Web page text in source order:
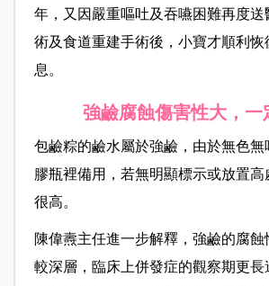
年，又因嚴重嘔吐及吞嚥困難再度
術及食道重建手術後，小寶才順利
息。
強鹼腐蝕傷害性大，一
包鹼粽的鹼水屬於強鹼，由於無色無
膠瓶裡備用，若無明顯標示或放置
很高。
陳偉燾主任進一步解釋，強鹼的腐
較深層，臨床上併發症的觀察期更長